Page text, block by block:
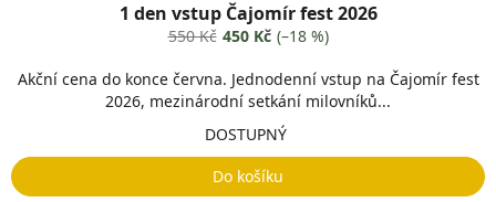
1 den vstup Čajomír fest 2026
550 Kč 450 Kč (–18 %)
Akční cena do konce června. Jednodenní vstup na Čajomír fest
2026, mezinárodní setkání milovníků...
DOSTUPNÝ
Do košíku